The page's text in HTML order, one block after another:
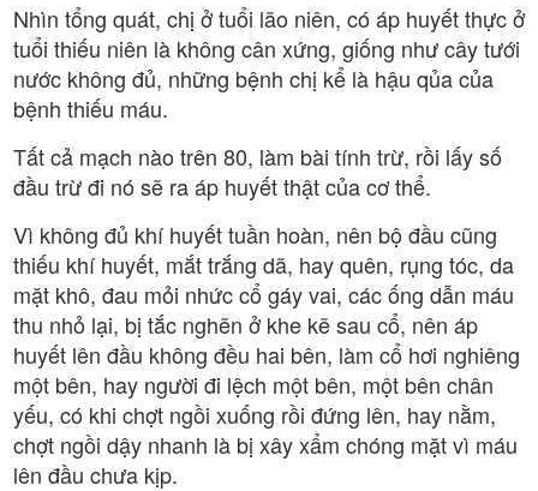
Nhìn tổng quát, chị ở tuổi lão niên, có áp huyết thực ở
tuổi thiếu niên là không cân xứng, giống như cây tưới
nước không đủ, những bệnh chị kể là hậu qủa của
bệnh thiếu máu.
Tất cả mạch nào trên 80, làm bài tính trừ, rồi lấy số
đầu trừ đi nó sẽ ra áp huyết thật của cơ thể.
Vì không đủ khí huyết tuần hoàn, nên bộ đầu cũng
thiếu khí huyết, mắt trắng dã, hay quên, rụng tóc, da
mặt khô, đau mỏi nhức cổ gáy vai, các ống dẫn máu
thu nhỏ lại, bị tắc nghẽn ở khe kẽ sau cổ, nên áp
huyết lên đầu không đều hai bên, làm cổ hơi nghiêng
một bên, hay người đi lệch một bên, một bên chân
yếu, có khi chợt ngồi xuống rồi đứng lên, hay nằm,
chợt ngồi dậy nhanh là bị xây xẩm chóng mặt vì máu
lên đầu chưa kịp.